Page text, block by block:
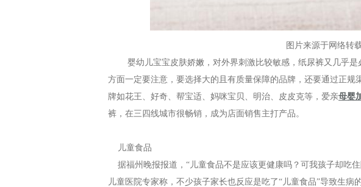
图片来源于网络转
婴幼儿宝宝皮肤娇嫩，对外界刺激比较敏感，纸尿裤又几乎
方面一定要注意，要选择大的且有质量保障的品牌，还要通过正规
牌如花王、好奇、帮宝适、妈咪宝贝、明治、皮皮克等，爱亲母婴
裤，在三四线城市很畅销，成为店面销售主打产品。
儿童食品
据福州晚报报道，“儿童食品不是应该更健康吗？可我孩子却吃
儿童医院专家称，不少孩子家长也反应是吃了“儿童食品”导致生病